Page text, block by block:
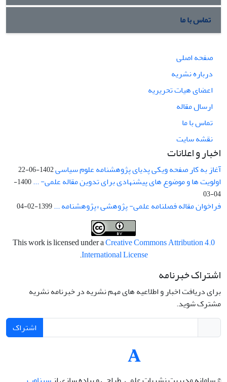
تماس با ما
صفحه اصلی
درباره نشریه
اعضای هیات تحریریه
ارسال مقاله
تماس با ما
نقشه سایت
اخبار و اعلانات
آغاز به کار صفحه ویکی پدیای پژوهشنامه علوم سیاسی1402-06-22
اولویت ها و موضوع های پیشنهادی برای تدوین مقاله علمی- ...
1400-
04-03
فراخوان مقاله فصلنامه علمی- پژوهشی «پژوهشنامه ...1399-02-04
This work is licensed under aCreative Commons Attribution 4.0
International License
.
اشتراک خبرنامه
برای دریافت اخبار و اطلاعیه های مهم نشریه در خبرنامه نشریه
مشترک شوید.
اشتراک